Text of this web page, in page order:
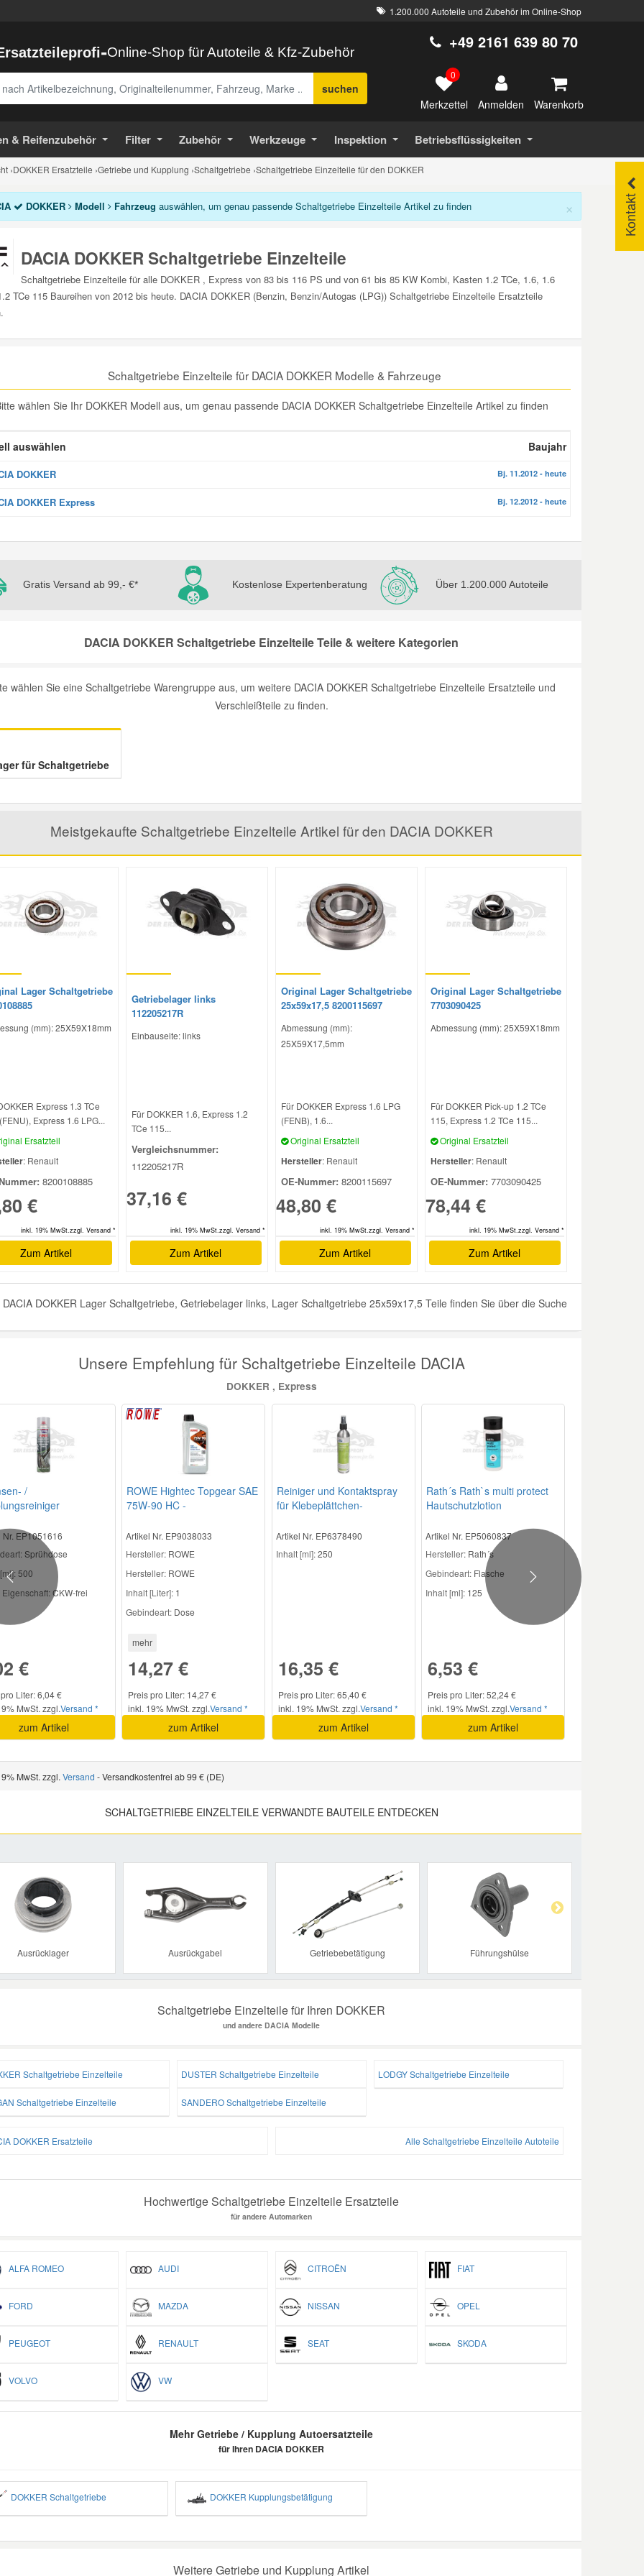
1.200.000 Autoteile und Zubehör im Online-Shop
-Online-Shop für Autoteile & Kfz-Zubehör
suchen
+49 2161 639 80 70
0
Merkzettel Anmelden Warenkorb
& Reifenzubehör Filter Zubehör Werkzeuge Inspektion Betriebsflüssigkeiten
›DOKKER Ersatzteile ›Getriebe und Kupplung ›Schaltgetriebe ›Schaltgetriebe Einzelteile für den DOKKER
Kontakt
×
DOKKER Modell Fahrzeug auswählen, um genau passende Schaltgetriebe Einzelteile Artikel zu finden
DACIA DOKKER Schaltgetriebe Einzelteile
Schaltgetriebe Einzelteile für alle DOKKER , Express von 83 bis 116 PS und von 61 bis 85 KW Kombi, Kasten 1.2 TCe, 1.6, 1.6
TCe 115 Baureihen von 2012 bis heute. DACIA DOKKER (Benzin, Benzin/Autogas (LPG)) Schaltgetriebe Einzelteile Ersatzteile
Schaltgetriebe Einzelteile für DACIA DOKKER Modelle & Fahrzeuge
wählen Sie Ihr DOKKER Modell aus, um genau passende DACIA DOKKER Schaltgetriebe Einzelteile Artikel zu finden
auswählen Baujahr
DOKKER Bj. 11.2012 - heute
DOKKER Express Bj. 12.2012 - heute
Gratis Versand ab 99,- €* Kostenlose Expertenberatung Über 1.200.000 Autoteile
DACIA DOKKER Schaltgetriebe Einzelteile Teile & weitere Kategorien
wählen Sie eine Schaltgetriebe Warengruppe aus, um weitere DACIA DOKKER Schaltgetriebe Einzelteile Ersatzteile und
Verschleißteile zu finden.
für Schaltgetriebe
Meistgekaufte Schaltgetriebe Einzelteile Artikel für den DACIA DOKKER
Lager Schaltgetriebe
(mm): 25X59X18mm
Express 1.3 TCe
Express 1.6 LPG...
Ersatzteil
: Renault
8200108885
€
inkl. 19% MwSt.zzgl. Versand *
Zum Artikel
Getriebelager links
112205217R
Einbauseite: links
Für DOKKER 1.6, Express 1.2
TCe 115...
Vergleichsnummer:
112205217R
37,16 €
inkl. 19% MwSt.zzgl. Versand *
Zum Artikel
Original Lager Schaltgetriebe
25x59x17,5 8200115697
Abmessung (mm):
25X59X17,5mm
Für DOKKER Express 1.6 LPG
(FENB), 1.6...
Original Ersatzteil
Hersteller: Renault
OE-Nummer: 8200115697
48,80 €
inkl. 19% MwSt.zzgl. Versand *
Zum Artikel
Original Lager Schaltgetriebe
7703090425
Abmessung (mm): 25X59X18mm
Für DOKKER Pick-up 1.2 TCe
115, Express 1.2 TCe 115...
Original Ersatzteil
Hersteller: Renault
OE-Nummer: 7703090425
78,44 €
inkl. 19% MwSt.zzgl. Versand *
Zum Artikel
DACIA DOKKER Lager Schaltgetriebe, Getriebelager links, Lager Schaltgetriebe 25x59x17,5 Teile finden Sie über die Suche
Unsere Empfehlung für Schaltgetriebe Einzelteile DACIA
DOKKER , Express
/
Nr. EP1051616
Sprühdose
500
CKW-frei
€
Liter: 6,04 €
MwSt. zzgl.Versand *
zum Artikel
ROWE Hightec Topgear SAE
75W-90 HC -
Artikel Nr. EP9038033
Hersteller: ROWE
Hersteller: ROWE
Inhalt [Liter]: 1
Gebindeart: Dose
mehr
14,27 €
Preis pro Liter: 14,27 €
inkl. 19% MwSt. zzgl.Versand *
zum Artikel
Reiniger und Kontaktspray
für Klebeplättchen-
Artikel Nr. EP6378490
Inhalt [ml]:250
16,35 €
Preis pro Liter: 65,40 €
inkl. 19% MwSt. zzgl.Versand *
zum Artikel
Rath´s Rath`s multi protect
Hautschutzlotion
Artikel Nr. EP5060837
Hersteller: Rath´s
Gebindeart: Flasche
Inhalt [ml]: 125
6,53 €
Preis pro Liter: 52,24 €
inkl. 19% MwSt. zzgl.Versand *
zum Artikel
Previous Next
MwSt. zzgl. Versand - Versandkostenfrei ab 99 € (DE)
SCHALTGETRIEBE EINZELTEILE VERWANDTE BAUTEILE ENTDECKEN
Ausrücklager Ausrückgabel Getriebebetätigung Führungshülse
Schaltgetriebe Einzelteile für Ihren DOKKER
und andere DACIA Modelle
Schaltgetriebe Einzelteile DUSTER Schaltgetriebe Einzelteile LODGY Schaltgetriebe Einzelteile
Schaltgetriebe Einzelteile SANDERO Schaltgetriebe Einzelteile
DOKKER Ersatzteile Alle Schaltgetriebe Einzelteile Autoteile
Hochwertige Schaltgetriebe Einzelteile Ersatzteile
für andere Automarken
ALFA ROMEO AUDI CITROËN FIAT
FORD MAZDA NISSAN OPEL
PEUGEOT RENAULT SEAT SKODA
VOLVO VW
Mehr Getriebe / Kupplung Autoersatzteile
für Ihren DACIA DOKKER
DOKKER Schaltgetriebe DOKKER Kupplungsbetätigung
Weitere Getriebe und Kupplung Artikel